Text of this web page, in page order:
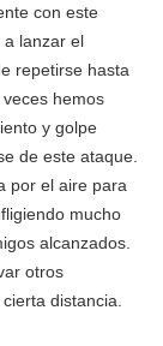
con este
a lanzar el
repetirse hasta
hemos
y golpe
de este ataque.
por el aire para
mucho
alcanzados.
otros
distancia.